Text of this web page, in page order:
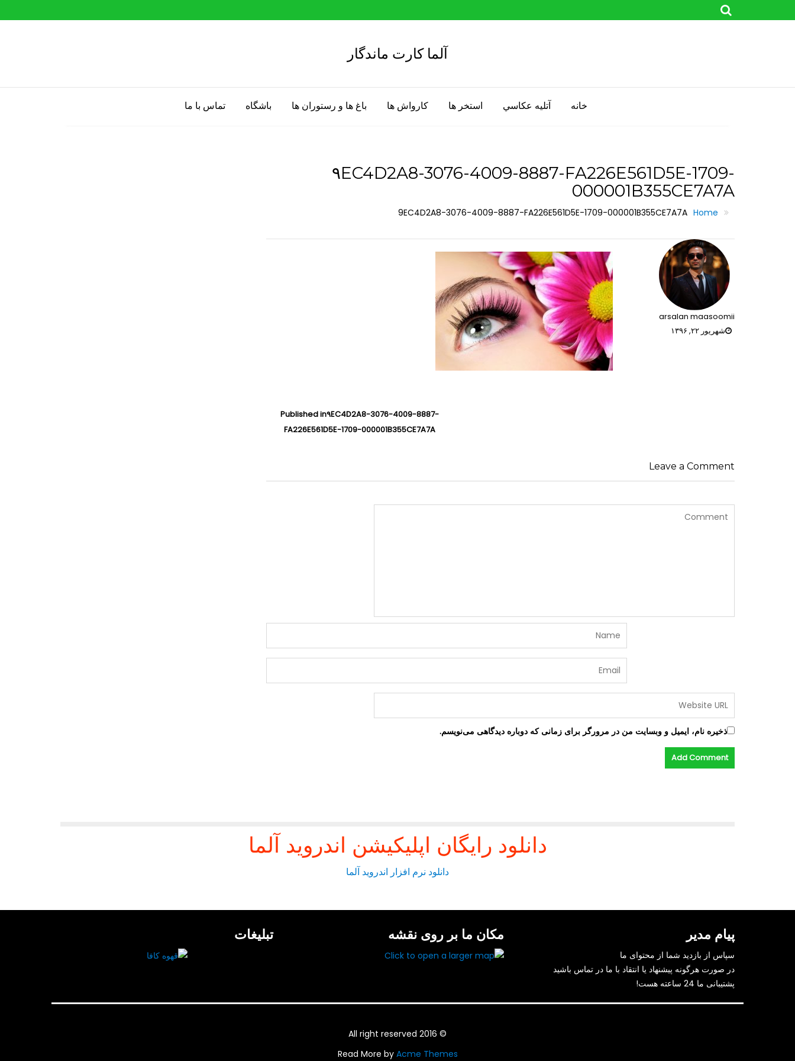
to
آلما کارت ماندگار
خانه آتليه عكاسي استخر ها كارواش ها باغ ها و رستوران ها باشگاه تماس با ما
۹EC4D2A8-3076-4009-8887-FA226E561D5E-1709-
000001B355CE7A7A
Home
9EC4D2A8-3076-4009-8887-FA226E561D5E-1709-000001B355CE7A7A
arsalan maasoomii
شهریور ۲۲, ۱۳۹۶
Published in۹EC4D2A8-3076-4009-8887-
FA226E561D5E-1709-000001B355CE7A7A
Leave a Comment
ذخیره نام، ایمیل و وبسایت من در مرورگر برای زمانی که دوباره دیدگاهی می‌نویسم.
دانلود رایگان اپلیکیشن اندروید آلما
دانلود نرم افزار اندروید آلما
تبلیغات مکان ما بر روی نقشه پیام مدیر
سپاس از بازدید شما از محتوای ما
در صورت هرگونه پیشنهاد یا انتقاد با ما در تماس باشید
پشتیبانی ما 24 ساعته هست!
© All right reserved 2016
Read More by Acme Themes